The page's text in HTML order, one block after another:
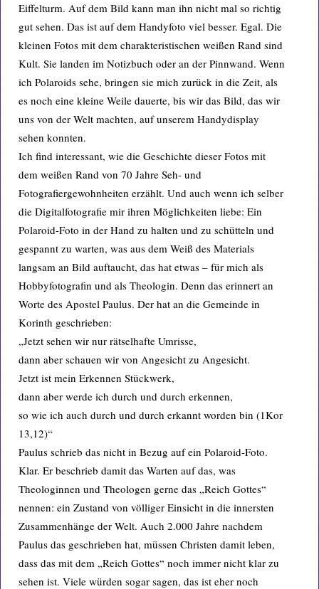
Eiffelturm. Auf dem Bild kann man ihn nicht mal so richtig
gut sehen. Das ist auf dem Handyfoto viel besser. Egal. Die
kleinen Fotos mit dem charakteristischen weißen Rand sind
Kult. Sie landen im Notizbuch oder an der Pinnwand. Wenn
ich Polaroids sehe, bringen sie mich zurück in die Zeit, als
es noch eine kleine Weile dauerte, bis wir das Bild, das wir
uns von der Welt machten, auf unserem Handydisplay
sehen konnten.
Ich find interessant, wie die Geschichte dieser Fotos mit
dem weißen Rand von 70 Jahre Seh- und
Fotografiergewohnheiten erzählt. Und auch wenn ich selber
die Digitalfotografie mir ihren Möglichkeiten liebe: Ein
Polaroid-Foto in der Hand zu halten und zu schütteln und
gespannt zu warten, was aus dem Weiß des Materials
langsam an Bild auftaucht, das hat etwas – für mich als
Hobbyfotografin und als Theologin. Denn das erinnert an
Worte des Apostel Paulus. Der hat an die Gemeinde in
Korinth geschrieben:
„Jetzt sehen wir nur rätselhafte Umrisse,
dann aber schauen wir von Angesicht zu Angesicht.
Jetzt ist mein Erkennen Stückwerk,
dann aber werde ich durch und durch erkennen,
so wie ich auch durch und durch erkannt worden bin (1Kor
13,12)“
Paulus schrieb das nicht in Bezug auf ein Polaroid-Foto.
Klar. Er beschrieb damit das Warten auf das, was
Theologinnen und Theologen gerne das „Reich Gottes“
nennen: ein Zustand von völliger Einsicht in die innersten
Zusammenhänge der Welt. Auch 2.000 Jahre nachdem
Paulus das geschrieben hat, müssen Christen damit leben,
dass das mit dem „Reich Gottes“ noch immer nicht klar zu
sehen ist. Viele würden sogar sagen, das ist eher noch